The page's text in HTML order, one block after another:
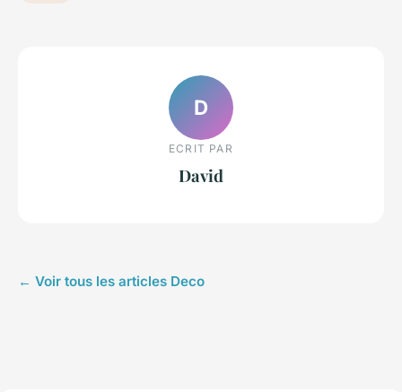
D
ECRIT PAR
David
← Voir tous les articles Deco